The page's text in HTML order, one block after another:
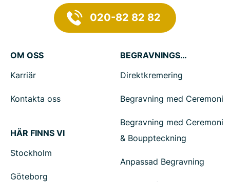
020-82 82 82
OM OSS
Karriär
Kontakta oss
HÄR FINNS VI
Stockholm
Göteborg
BEGRAVNINGSTJÄNSTER
Direktkremering
Begravning med Ceremoni
Begravning med Ceremoni
& Bouppteckning
Anpassad Begravning